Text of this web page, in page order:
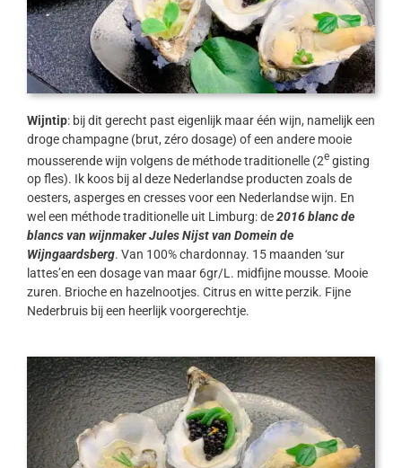
Wijntip: bij dit gerecht past eigenlijk maar één wijn, namelijk een
droge champagne (brut, zéro dosage) of een andere mooie
mousserende wijn volgens de méthode traditionelle (2egisting
op fles). Ik koos bij al deze Nederlandse producten zoals de
oesters, asperges en cresses voor een Nederlandse wijn. En
wel een méthode traditionelle uit Limburg: de2016 blanc de
blancs van wijnmaker Jules Nijst van Domein de
Wijngaardsberg. Van 100% chardonnay. 15 maanden ‘sur
lattes’en een dosage van maar 6gr/L. midfijne mousse. Mooie
zuren. Brioche en hazelnootjes. Citrus en witte perzik. Fijne
Nederbruis bij een heerlijk voorgerechtje.